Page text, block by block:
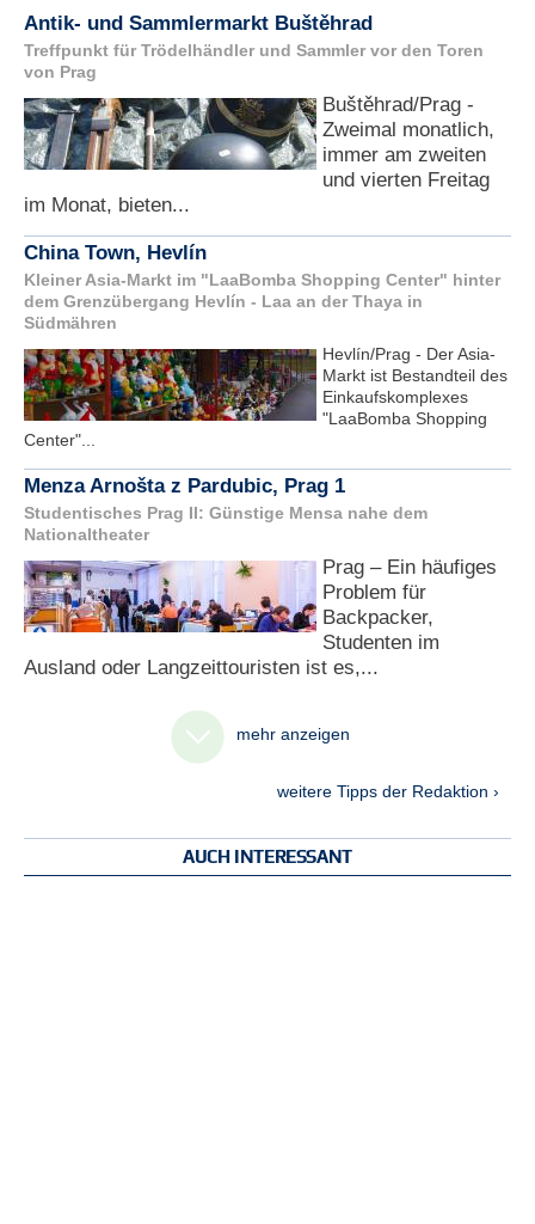
Antik- und Sammlermarkt Buštěhrad
Treffpunkt für Trödelhändler und Sammler vor den Toren
von Prag
Buštěhrad/Prag -
Zweimal monatlich,
immer am zweiten
und vierten Freitag
im Monat, bieten...
China Town, Hevlín
Kleiner Asia-Markt im "LaaBomba Shopping Center" hinter
dem Grenzübergang Hevlín - Laa an der Thaya in
Südmähren
Hevlín/Prag - Der Asia-
Markt ist Bestandteil des
Einkaufskomplexes
"LaaBomba Shopping
Center"...
Menza Arnošta z Pardubic, Prag 1
Studentisches Prag II: Günstige Mensa nahe dem
Nationaltheater
Prag – Ein häufiges
Problem für
Backpacker,
Studenten im
Ausland oder Langzeittouristen ist es,...
mehr anzeigen
weitere Tipps der Redaktion ›
AUCH INTERESSANT